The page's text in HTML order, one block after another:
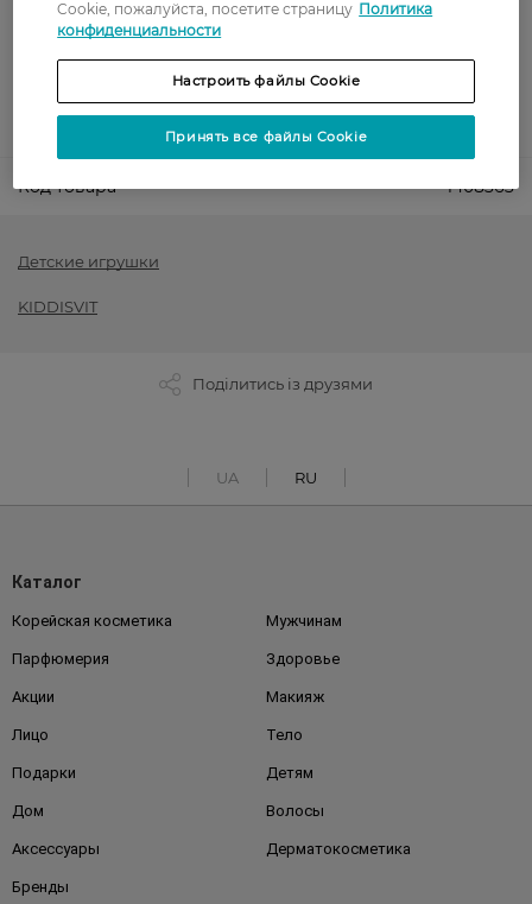
Оплата картой
Послеоплата
Код товара 1408363
Детские игрушки
KIDDISVIT
Поділитись із друзями
UA RU
Каталог
Корейская косметика Мужчинам
Парфюмерия Здоровье
Акции Макияж
Лицо Тело
Подарки Детям
Дом Волосы
Аксессуары Дерматокосметика
Бренды
Cookie, пожалуйста, посетите страницу Политика
конфиденциальности
Настроить файлы Cookie
Принять все файлы Cookie